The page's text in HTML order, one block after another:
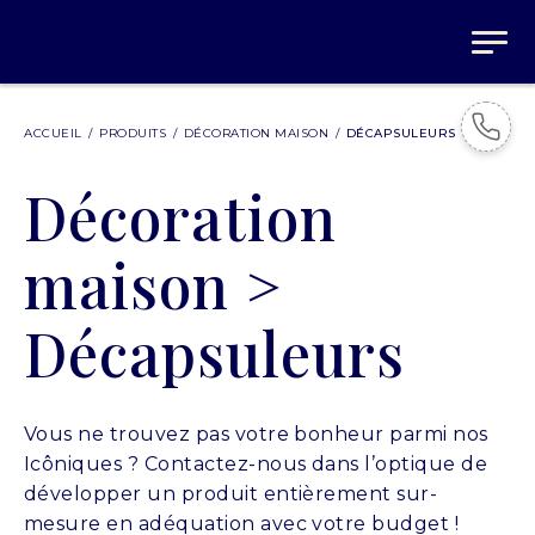
ACCUEIL / PRODUITS / DÉCORATION MAISON / DÉCAPSULEURS
Décoration
maison >
Décapsuleurs
Vous ne trouvez pas votre bonheur parmi nos
Icôniques ? Contactez-nous dans l’optique de
développer un produit entièrement sur-
mesure en adéquation avec votre budget !